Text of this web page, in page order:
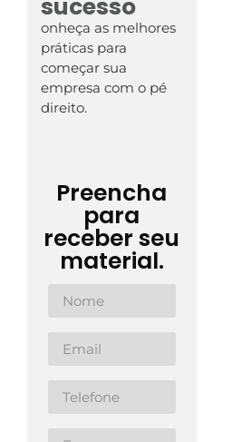
sucesso
onheça as melhores
práticas para
começar sua
empresa com o pé
direito.
Preencha
para
receber seu
material.